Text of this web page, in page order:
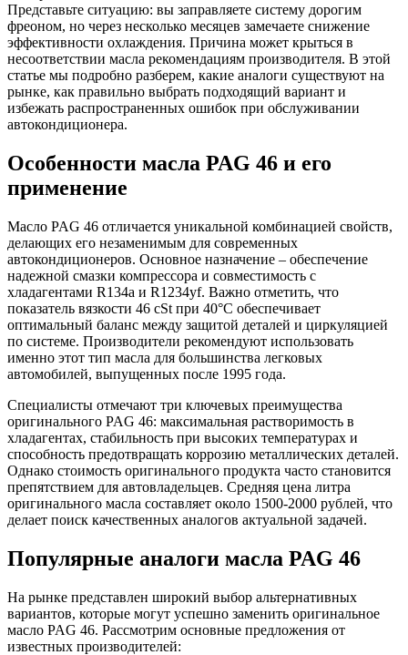
Представьте ситуацию: вы заправляете систему дорогим
фреоном, но через несколько месяцев замечаете снижение
эффективности охлаждения. Причина может крыться в
несоответствии масла рекомендациям производителя. В этой
статье мы подробно разберем, какие аналоги существуют на
рынке, как правильно выбрать подходящий вариант и
избежать распространенных ошибок при обслуживании
автокондиционера.
Особенности масла PAG 46 и его
применение
Масло PAG 46 отличается уникальной комбинацией свойств,
делающих его незаменимым для современных
автокондиционеров. Основное назначение – обеспечение
надежной смазки компрессора и совместимость с
хладагентами R134a и R1234yf. Важно отметить, что
показатель вязкости 46 cSt при 40°C обеспечивает
оптимальный баланс между защитой деталей и циркуляцией
по системе. Производители рекомендуют использовать
именно этот тип масла для большинства легковых
автомобилей, выпущенных после 1995 года.
Специалисты отмечают три ключевых преимущества
оригинального PAG 46: максимальная растворимость в
хладагентах, стабильность при высоких температурах и
способность предотвращать коррозию металлических деталей.
Однако стоимость оригинального продукта часто становится
препятствием для автовладельцев. Средняя цена литра
оригинального масла составляет около 1500-2000 рублей, что
делает поиск качественных аналогов актуальной задачей.
Популярные аналоги масла PAG 46
На рынке представлен широкий выбор альтернативных
вариантов, которые могут успешно заменить оригинальное
масло PAG 46. Рассмотрим основные предложения от
известных производителей: